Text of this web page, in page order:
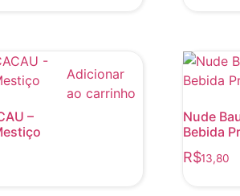
–
Adicionar
ao carrinho
Nude
Bebida
R$13,80